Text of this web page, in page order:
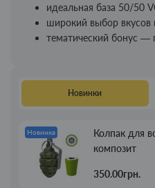
идеальная база 50/50
широкий выбор вкусов
тематический бонус
Новинки
Новинка
Колпак для
композит
350.00грн.